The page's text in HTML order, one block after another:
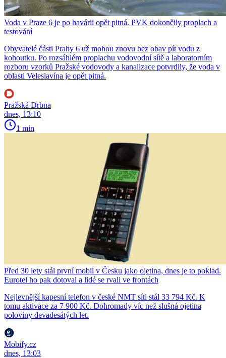
Voda v Praze 6 je po havárii opět pitná. PVK dokončily proplach a
testování
Obyvatelé části Prahy 6 už mohou znovu bez obav pít vodu z
kohoutku. Po rozsáhlém proplachu vodovodní sítě a laboratorním
rozboru vzorků Pražské vodovody a kanalizace potvrdily, že voda v
oblasti Veleslavína je opět pitná.
Pražská Drbna
dnes, 13:10
1 min
Před 30 lety stál první mobil v Česku jako ojetina, dnes je to poklad.
Eurotel ho pak dotoval a lidé se rvali ve frontách
Nejlevnější kapesní telefon v české NMT síti stál 33 794 Kč. K
tomu aktivace za 7 900 Kč. Dohromady víc než slušná ojetina
poloviny devadesátých let.
Mobify.cz
dnes, 13:03